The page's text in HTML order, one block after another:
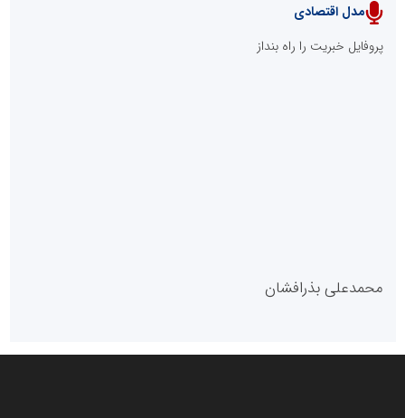
پایگاه خبری نهضت ملی مسکن
پایگاه خبری گفتمان یزد
مدل اقتصادی
پروفایل خبریت را راه بنداز
محمدعلی بذرافشان